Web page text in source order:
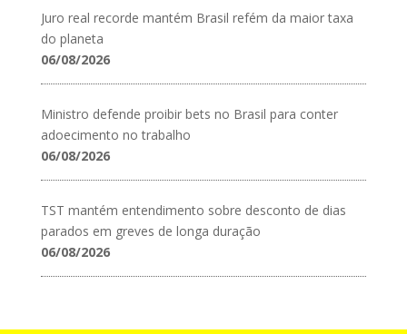
Juro real recorde mantém Brasil refém da maior taxa
do planeta
06/08/2026
Ministro defende proibir bets no Brasil para conter
adoecimento no trabalho
06/08/2026
TST mantém entendimento sobre desconto de dias
parados em greves de longa duração
06/08/2026